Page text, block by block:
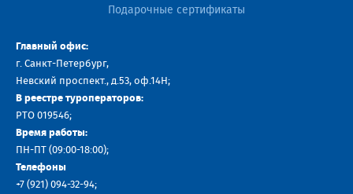
Подарочные сертификаты
Главный офис:
г. Санкт-Петербург,
Невский проспект., д.53, оф.14H;
В реестре туроператоров:
РТО 019546;
Время работы:
ПН-ПТ (09:00-18:00);
Телефоны
+7 (921) 094-32-94;